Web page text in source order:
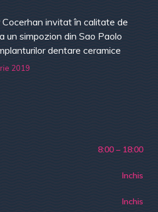
Cocerhan invitat în calitate de
un simpozion din Sao Paolo
dentare ceramice
2019
8:00 – 18:00
Inchis
Inchis